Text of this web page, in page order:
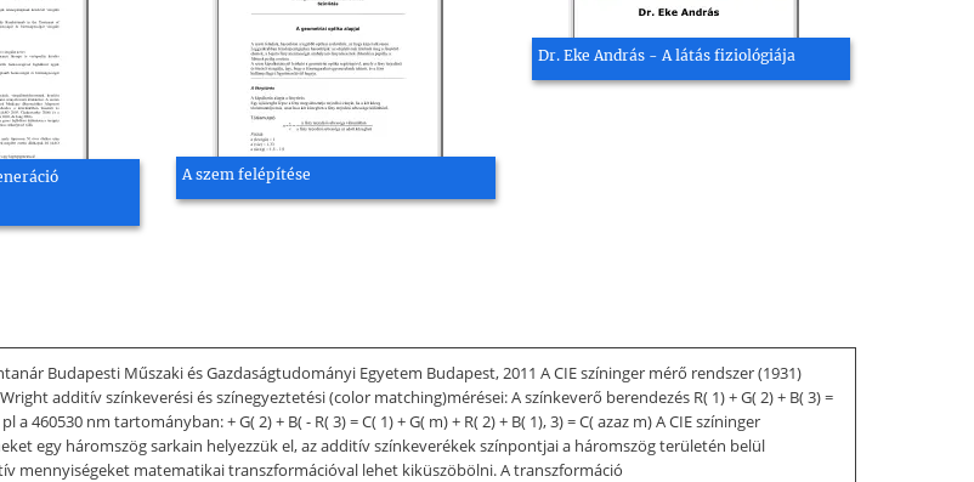
A szem felépítése
Dr. Eke András - A látás fiziológiája
Budapesti Műszaki és Gazdaságtudományi Egyetem Budapest, 2011 A CIE színinger mérő rendszer (1931)
additív színkeverési és színegyeztetési (color matching)mérései: A színkeverő berendezés R( 1) + G( 2) + B( 3) =
nm tartományban: + G( 2) + B( - R( 3) = C( 1) + G( m) + R( 2) + B( 1), 3) = C( azaz m) A CIE színinger
egy háromszög sarkain helyezzük el, az additív színkeverékek színpontjai a háromszög területén belül
mennyiségeket matematikai transzformációval lehet kiküszöbölni. A transzformáció